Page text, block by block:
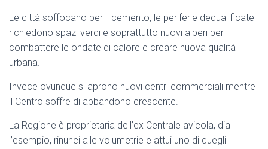
Le città soffocano per il cemento, le periferie dequalificate
richiedono spazi verdi e soprattutto nuovi alberi per
combattere le ondate di calore e creare nuova qualità
urbana.
Invece ovunque si aprono nuovi centri commerciali mentre
il Centro soffre di abbandono crescente.
La Regione è proprietaria dell’ex Centrale avicola, dia
l’esempio, rinunci alle volumetrie e attui uno di quegli